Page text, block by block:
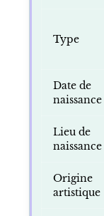
Type
Date de
naissance
Lieu de
naissance
Origine
artistique